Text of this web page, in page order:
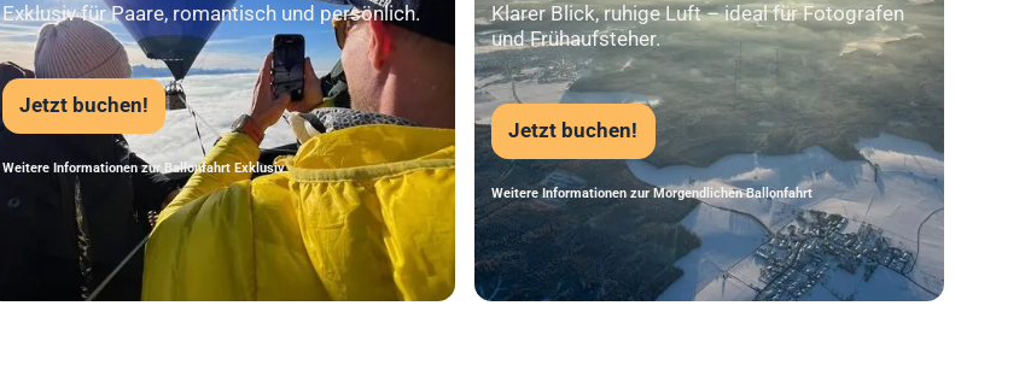
Exklusiv für Paare, romantisch und persönlich.
Jetzt buchen!
Weitere Informationen zur Ballonfahrt Exklusiv
Klarer Blick, ruhige Luft – ideal für Fotografen
und Frühaufsteher.
Jetzt buchen!
Weitere Informationen zur Morgendlichen Ballonfahrt